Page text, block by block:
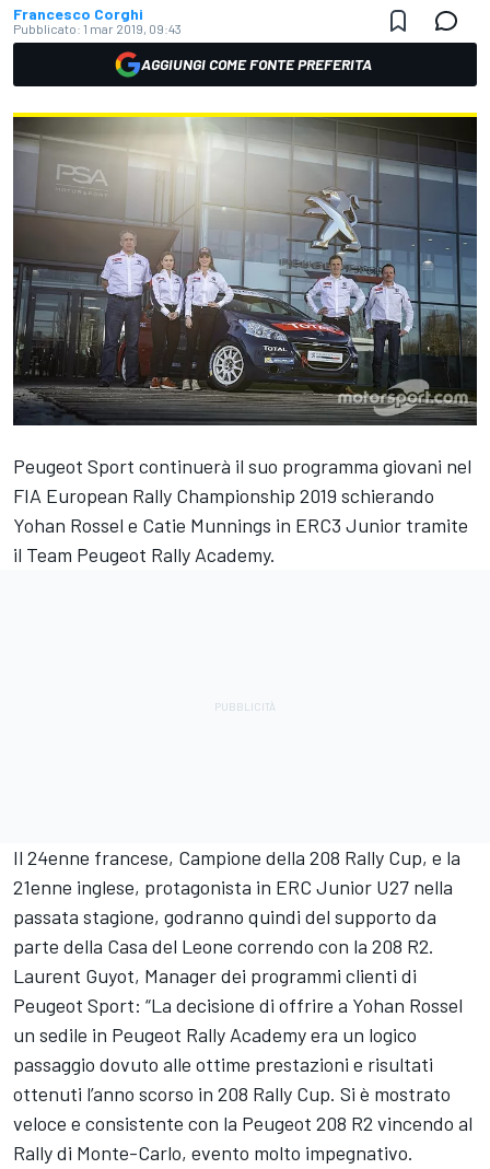
Francesco Corghi
Pubblicato: 1 mar 2019, 09:43
AGGIUNGI COME FONTE PREFERITA
Peugeot Sport continuerà il suo programma giovani nel
FIA European Rally Championship 2019 schierando
Yohan Rossel e Catie Munnings in ERC3 Junior tramite
il Team Peugeot Rally Academy.
Il 24enne francese, Campione della 208 Rally Cup, e la
21enne inglese, protagonista in ERC Junior U27 nella
passata stagione, godranno quindi del supporto da
parte della Casa del Leone correndo con la 208 R2.
Laurent Guyot, Manager dei programmi clienti di
Peugeot Sport: “La decisione di offrire a Yohan Rossel
un sedile in Peugeot Rally Academy era un logico
passaggio dovuto alle ottime prestazioni e risultati
ottenuti l’anno scorso in 208 Rally Cup. Si è mostrato
veloce e consistente con la Peugeot 208 R2 vincendo al
Rally di Monte-Carlo, evento molto impegnativo.